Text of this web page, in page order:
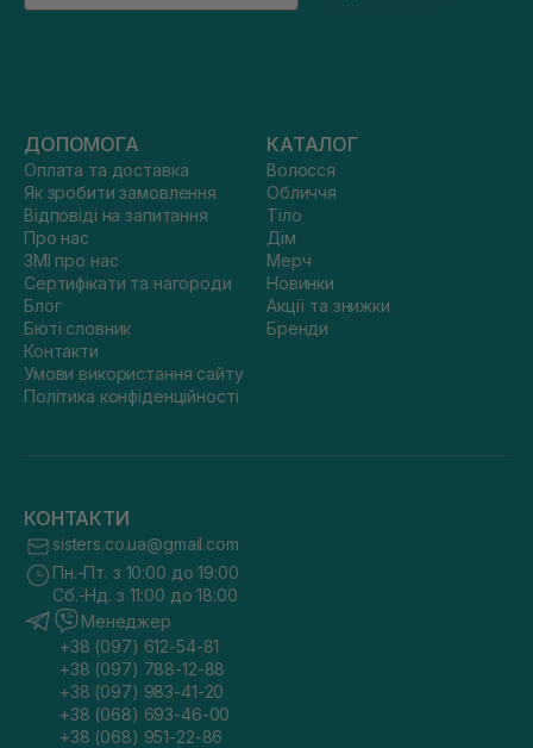
ДОПОМОГА
Оплата та доставка
Як зробити замовлення
Відповіді на запитання
Про нас
ЗМІ про нас
Сертифікати та нагороди
Блог
Бюті словник
Контакти
Умови використання сайту
Політика конфіденційності
КАТАЛОГ
Волосся
Обличчя
Тіло
Дім
Мерч
Новинки
Акції та знижки
Бренди
КОНТАКТИ
sisters.co.ua@gmail.com
Пн.-Пт. з 10:00 до 19:00
Сб.-Нд. з 11:00 до 18:00
Менеджер
+38 (097) 612-54-81
+38 (097) 788-12-88
+38 (097) 983-41-20
+38 (068) 693-46-00
+38 (068) 951-22-86